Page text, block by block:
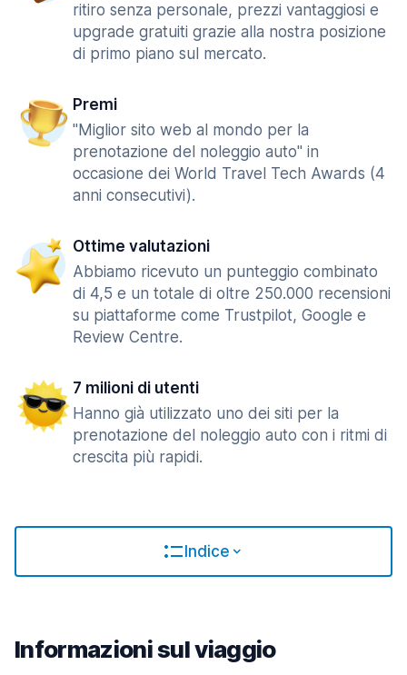
ritiro senza personale, prezzi vantaggiosi e
upgrade gratuiti grazie alla nostra posizione
di primo piano sul mercato.
Premi
"Miglior sito web al mondo per la
prenotazione del noleggio auto" in
occasione dei World Travel Tech Awards (4
anni consecutivi).
Ottime valutazioni
Abbiamo ricevuto un punteggio combinato
di 4,5 e un totale di oltre 250.000 recensioni
su piattaforme come Trustpilot, Google e
Review Centre.
7 milioni di utenti
Hanno già utilizzato uno dei siti per la
prenotazione del noleggio auto con i ritmi di
crescita più rapidi.
Indice
Informazioni sul viaggio